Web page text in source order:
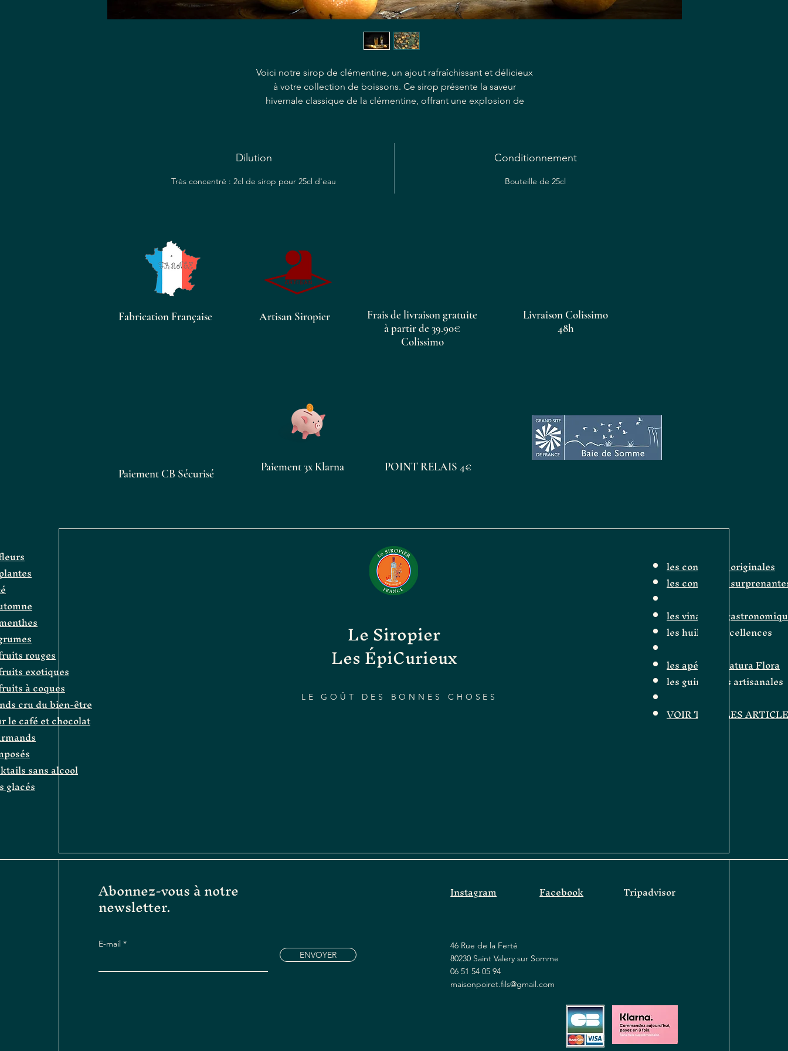
Voici notre sirop de clémentine, un ajout rafraîchissant et délicieux
à votre collection de boissons. Ce sirop présente la saveur
hivernale classique de la clémentine, offrant une explosion de
vraiment unique et délicieuse. Notre sirop de clémentine est
fabriqué à la main par notre artisan siropier, garantissant la plus
bouteille. Ajoutez une touche de soleil à vos boissons avec notre
Dilution
Très concentré : 2cl de sirop pour 25cl d'eau
Conditionnement
Bouteille de 25cl
Fabrication Française Artisan Siropier
Frais de livraison gratuite
à partir de 39.90€
Colissimo
Livraison Colissimo
48h
Paiement CB Sécurisé
Paiement 3x Klarna POINT RELAIS 4€
rouges
exotiques
à coques
cru du bien-être
le café et chocolat
sans alcool
glacés
Le Siropier
Les ÉpiCurieux
LE GOÛT DES BONNES CHOSES
les confitures originales
les confitures
les vinaigres
les huiles d'excellences
les apéritifs Natura Flora
les guimauves artisanales
VOIR TOUS LES
Abonnez-vous à notre
newsletter.
E-mail
ENVOYER
Instagram Facebook Tripadvisor
46 Rue de la Ferté
80230 Saint Valery sur Somme
06 51 54 05 94
maisonpoiret.fils@gmail.com